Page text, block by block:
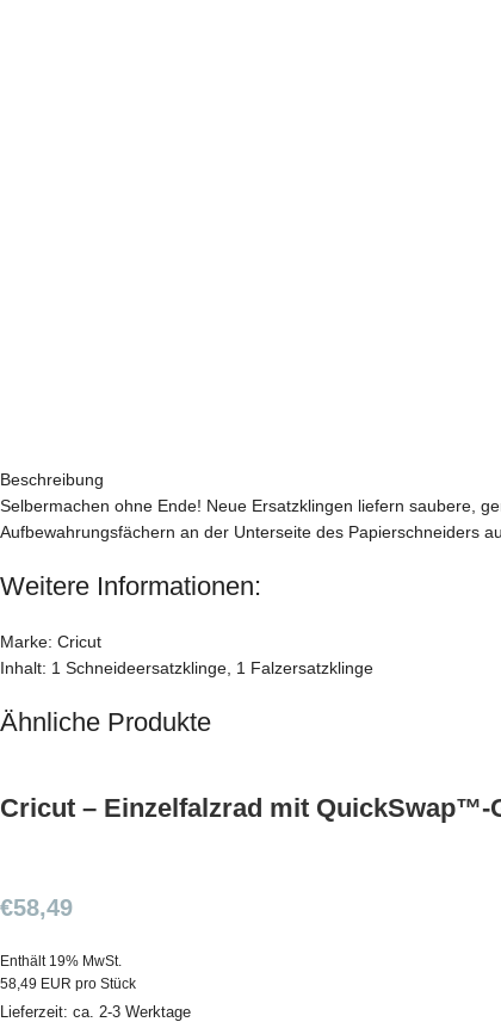
Beschreibung
Selbermachen ohne Ende! Neue Ersatzklingen liefern saubere,
Aufbewahrungsfächern an der Unterseite des Papierschneiders
Weitere Informationen:
Marke: Cricut
Inhalt: 1 Schneideersatzklinge, 1 Falzersatzklinge
Ähnliche Produkte
Cricut – Einzelfalzrad mit QuickSwap™-
€58,49
Enthält 19% MwSt.
58,49 EUR pro Stück
Lieferzeit: ca. 2-3 Werktage